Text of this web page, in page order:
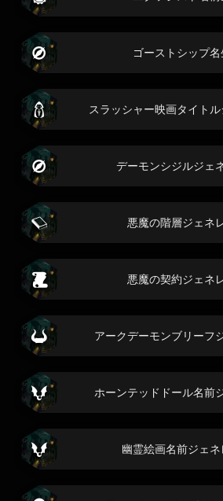
ゴーストシップ
スラッシャー映画タイト
デーモンシジルジェ
悪魔の階層ジェネ
悪魔の契約ジェネ
アークデーモンブリーフ
ホーンテッドドール名前
幽霊絵画名前ジェ